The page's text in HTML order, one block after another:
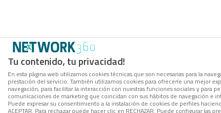
Tu contenido, tu privacidad!
En esta página web utilizamos cookies técnicas que son necesarias para la
prestación del servicio. También utilizamos cookies para ofrecerle una mejor
navegación, para facilitar la interacción con nuestras funciones sociales y para
comunicaciones de marketing que coincidan con sus hábitos de navegación e
Puede expresar su consentimiento a la instalación de cookies de perfiles
ACEPTAR. Para rechazar puede hacer clic en RECHAZAR. Puede configurar las